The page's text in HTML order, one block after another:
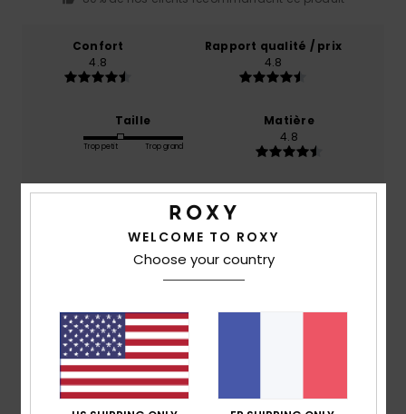
Confort
4.8
Rapport qualité / prix
4.8
Taille
Trop petit Trop grand
Matière
4.8
Coloris
5.0
5 /5
Marylene12 mars 2026
Achat vérifié
WELCOME TO ROXY
Choose your country